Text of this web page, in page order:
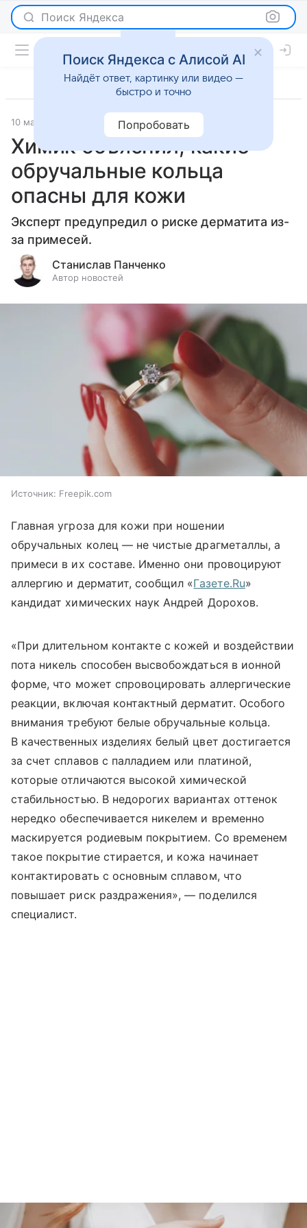
Поиск Яндекса
10 мая 2026 Новости
Химик объяснил, какие
обручальные кольца
опасны для кожи
Эксперт предупредил о риске дерматита из-
за примесей.
Станислав Панченко
Автор новостей
Источник: Freepik.com
Главная угроза для кожи при ношении
обручальных колец — не чистые драгметаллы, а
примеси в их составе. Именно они провоцируют
аллергию и дерматит, сообщил «Газете.Ru»
кандидат химических наук Андрей Дорохов.
«При длительном контакте с кожей и воздействии
пота никель способен высвобождаться в ионной
форме, что может спровоцировать аллергические
реакции, включая контактный дерматит. Особого
внимания требуют белые обручальные кольца.
В качественных изделиях белый цвет достигается
за счет сплавов с палладием или платиной,
которые отличаются высокой химической
стабильностью. В недорогих вариантах оттенок
нередко обеспечивается никелем и временно
маскируется родиевым покрытием. Со временем
такое покрытие стирается, и кожа начинает
контактировать с основным сплавом, что
повышает риск раздражения», — поделился
специалист.
Поиск Яндекса с Алисой AI
Найдёт ответ, картинку или видео —
быстро и точно
Попробовать